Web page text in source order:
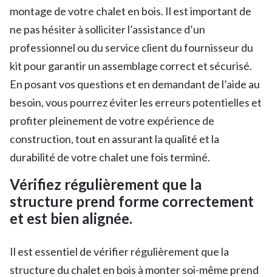
montage de votre chalet en bois. Il est important de
ne pas hésiter à solliciter l’assistance d’un
professionnel ou du service client du fournisseur du
kit pour garantir un assemblage correct et sécurisé.
En posant vos questions et en demandant de l’aide au
besoin, vous pourrez éviter les erreurs potentielles et
profiter pleinement de votre expérience de
construction, tout en assurant la qualité et la
durabilité de votre chalet une fois terminé.
Vérifiez régulièrement que la
structure prend forme correctement
et est bien alignée.
Il est essentiel de vérifier régulièrement que la
structure du chalet en bois à monter soi-même prend